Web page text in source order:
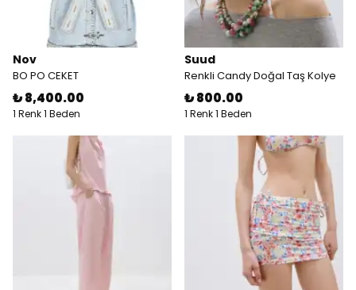
Nov
BO PO CEKET
₺ 8,400.00
1 Renk 1 Beden
Suud
Renkli Candy Doğal Taş Kolye
₺ 800.00
1 Renk 1 Beden